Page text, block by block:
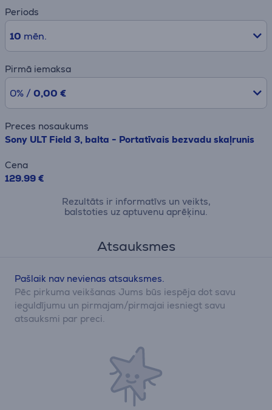
Periods
10 mēn.
Pirmā iemaksa
0% / 0,00 €
Preces nosaukums
Sony ULT Field 3, balta - Portatīvais bezvadu skaļrunis
Cena
129.99 €
Rezultāts ir informatīvs un veikts,
balstoties uz aptuvenu aprēķinu.
Atsauksmes
Pašlaik nav nevienas atsauksmes.
Pēc pirkuma veikšanas Jums būs iespēja dot savu
ieguldījumu un pirmajam/pirmajai iesniegt savu
atsauksmi par preci.